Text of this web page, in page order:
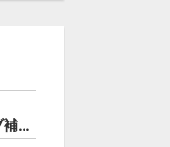
ジッ
Zoom受講された方へ・アーカイブ補講について